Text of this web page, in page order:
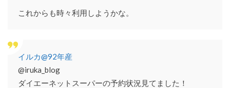
これからも時々利用しようかな。
イルカ@92年産
@iruka_blog
ダイエーネットスーパーの予約状況見てました！